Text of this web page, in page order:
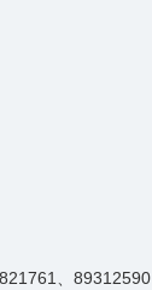
、89312590